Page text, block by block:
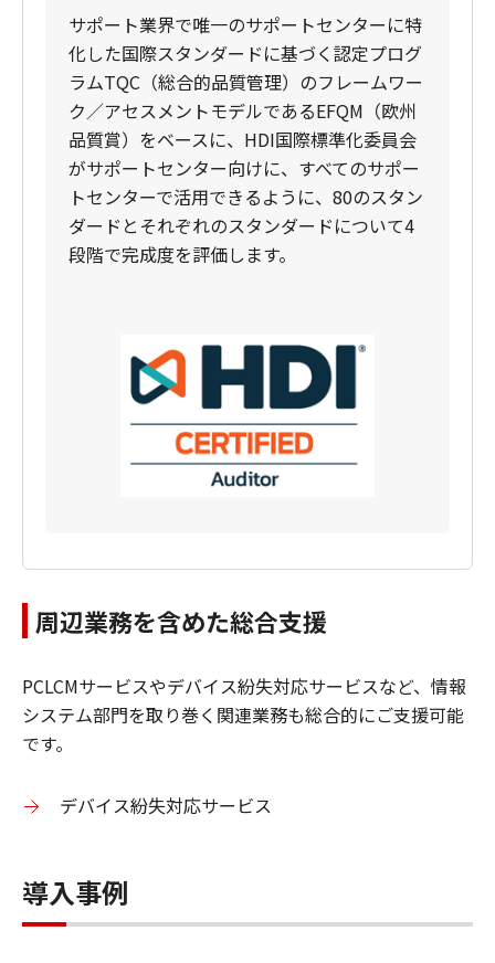
サポート業界で唯一のサポートセンターに特
化した国際スタンダードに基づく認定プログ
ラムTQC（総合的品質管理）のフレームワー
ク／アセスメントモデルであるEFQM（欧州
品質賞）をベースに、HDI国際標準化委員会
がサポートセンター向けに、すべてのサポー
トセンターで活用できるように、80のスタン
ダードとそれぞれのスタンダードについて4
段階で完成度を評価します。
周辺業務を含めた総合支援
PCLCMサービスやデバイス紛失対応サービスなど、情報
システム部門を取り巻く関連業務も総合的にご支援可能
です。
デバイス紛失対応サービス
導入事例